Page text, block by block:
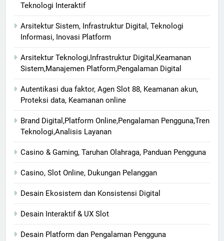
Teknologi Interaktif
Arsitektur Sistem, Infrastruktur Digital, Teknologi
Informasi, Inovasi Platform
Arsitektur Teknologi,Infrastruktur Digital,Keamanan
Sistem,Manajemen Platform,Pengalaman Digital
Autentikasi dua faktor, Agen Slot 88, Keamanan akun,
Proteksi data, Keamanan online
Brand Digital,Platform Online,Pengalaman Pengguna,Tren
Teknologi,Analisis Layanan
Casino & Gaming, Taruhan Olahraga, Panduan Pengguna
Casino, Slot Online, Dukungan Pelanggan
Desain Ekosistem dan Konsistensi Digital
Desain Interaktif & UX Slot
Desain Platform dan Pengalaman Pengguna